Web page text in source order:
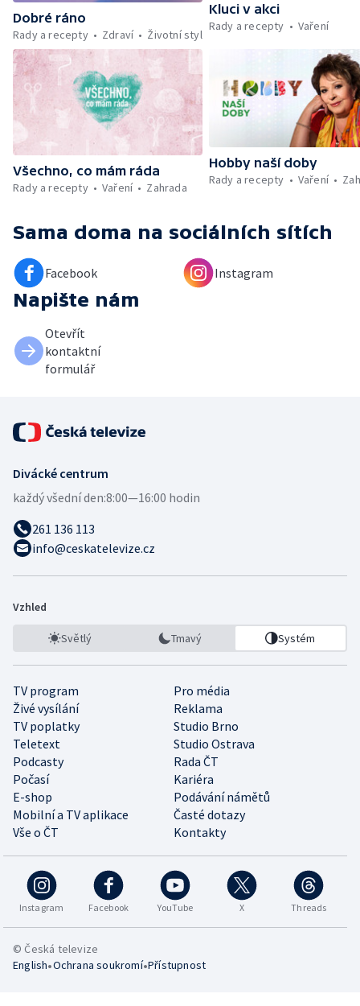
Dobré ráno
Rady a recepty
Zdraví Životní styl
Kluci v akci
Rady a recepty
Vaření
Všechno, co mám ráda
Rady a recepty
Vaření Zahrada
Hobby naší doby
Rady a recepty
Vaření
Sama doma na sociálních sítích
Facebook Instagram
Napište nám
Otevřít
kontaktní
formulář
Divácké centrum
každý všední den:8:00—16:00 hodin
261 136 113
info@ceskatelevize.cz
Vzhled
Světlý Tmavý Systém
TV program
Pro média
Živé vysílání
Reklama
TV poplatky
Studio Brno
Teletext
Studio Ostrava
Podcasty
Rada ČT
Počasí
Kariéra
E-shop
Podávání námětů
Mobilní a TV aplikace
Časté dotazy
Vše o ČT
Kontakty
Instagram Facebook YouTube X Threads
© Česká televize
English•Ochrana soukromí•Přístupnost